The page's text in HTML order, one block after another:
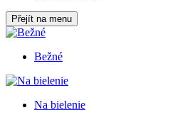
Přejít na menu
Bežné
Na bielenie